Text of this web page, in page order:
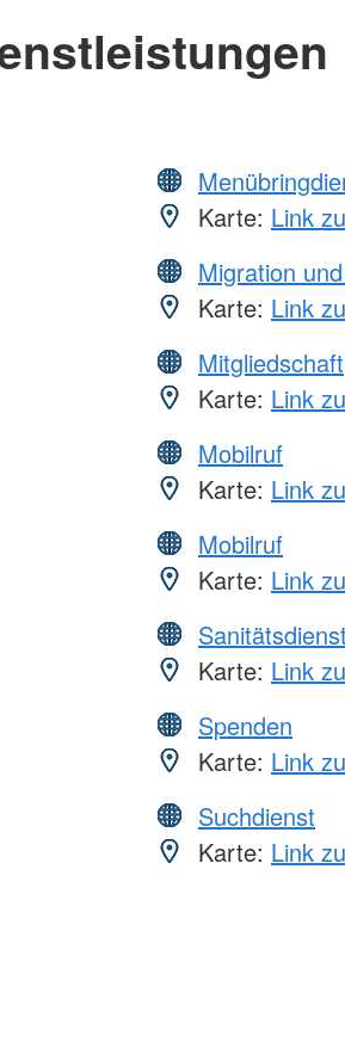
Karte: Link
Migration
Karte: Link
Mitgliedschaft
Karte: Link
Mobilruf
Karte: Link
Mobilruf
Karte: Link
Karte: Link
Spenden
Karte: Link
Suchdienst
Karte: Link